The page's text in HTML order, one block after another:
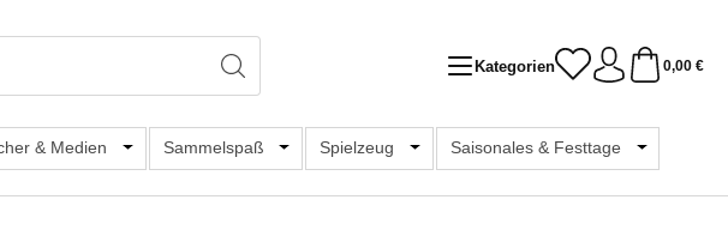
Kategorien 0,00 €
Kategorie Büro, Schule & Hobby
& Medien Öffne oder Schließe das Dropdown der Kategorie Bücher & Medien
Sammelspaß Öffne oder Schließe das Dropdown der Kategorie
Spielzeug Öffne oder Schließe das Dropdown der
Saisonales & Festtage Öffne oder